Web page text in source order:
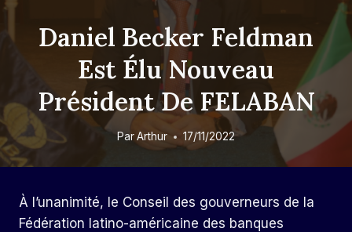
Daniel Becker Feldman
Est Élu Nouveau
Président De FELABAN
ParArthur 17/11/2022
À l’unanimité, le Conseil des gouverneurs de la
Fédération latino-américaine des banques